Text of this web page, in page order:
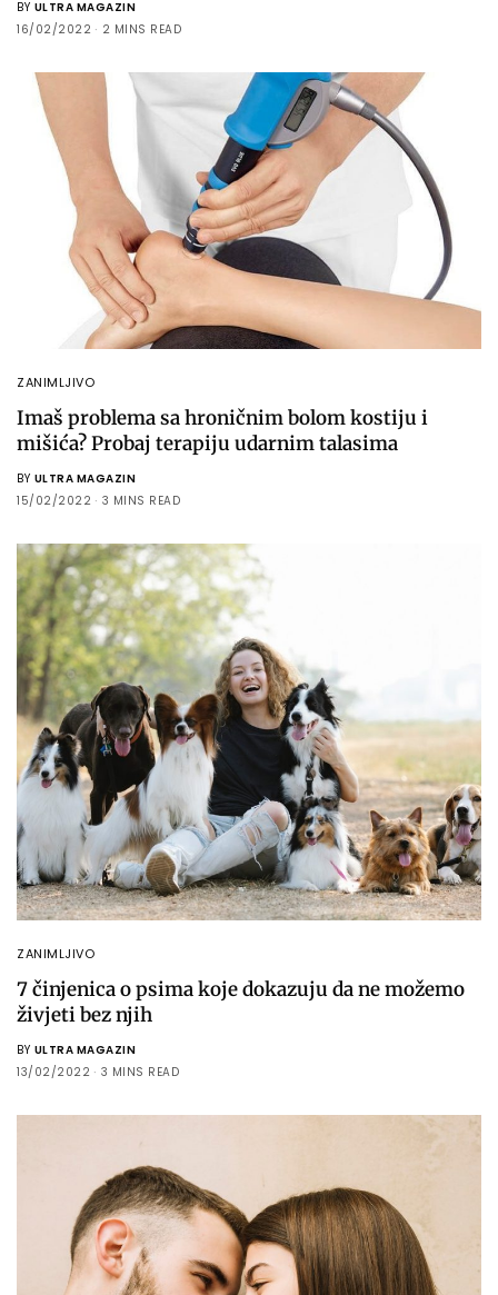
BY ULTRA MAGAZIN
16/02/2022
2 MINS READ
ZANIMLJIVO
Imaš problema sa hroničnim bolom kostiju i
mišića? Probaj terapiju udarnim talasima
BY ULTRA MAGAZIN
15/02/2022
3 MINS READ
ZANIMLJIVO
7 činjenica o psima koje dokazuju da ne možemo
živjeti bez njih
BY ULTRA MAGAZIN
13/02/2022
3 MINS READ